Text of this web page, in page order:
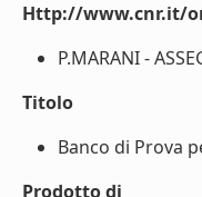
Http://www.cnr.it/
P.MARANI -
Titolo
Banco di Prova
Prodotto di